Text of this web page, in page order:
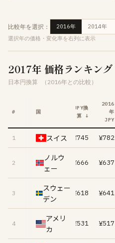
比較年を選択： 2016年 2014年
選択年の価格・変化率を右列に表示
2017年 価格ランキング
日本円換算 （2016年との比較）
# 国
JPY換
算 ↓
2016
年
JPY
1 スイス ¥745 ¥782
2
ノルウ
ェー
¥666 ¥637
3
スウェー
デン
¥618 ¥641
4
アメリ
カ
¥531 ¥517